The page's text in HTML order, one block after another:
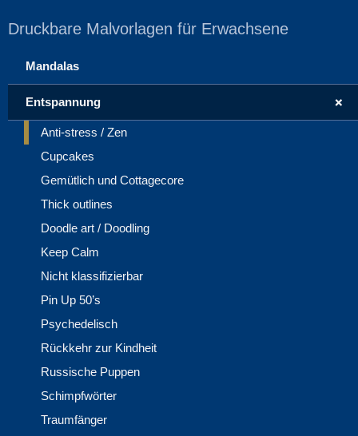
Druckbare Malvorlagen für Erwachsene
Mandalas
+
Entspannung
Anti-stress / Zen
Cupcakes
Gemütlich und Cottagecore
Thick outlines
Doodle art / Doodling
Keep Calm
Nicht klassifizierbar
Pin Up 50’s
Psychedelisch
Rückkehr zur Kindheit
Russische Puppen
Schimpfwörter
Traumfänger